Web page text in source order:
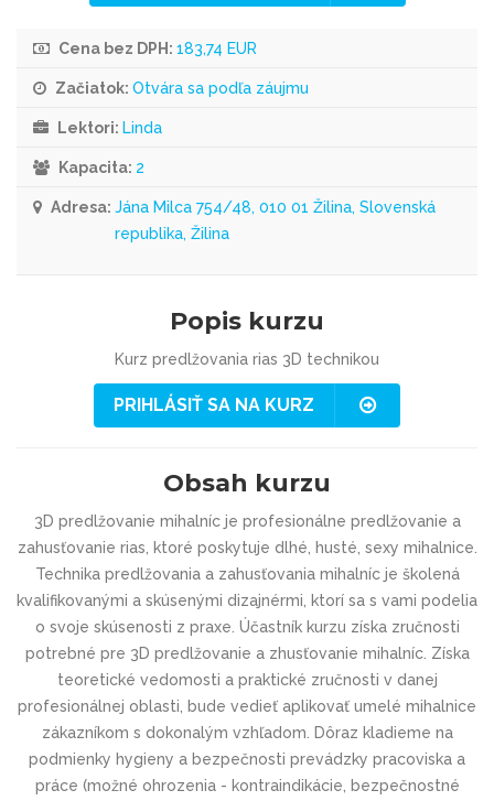
Cena bez DPH: 183,74 EUR
Začiatok: Otvára sa podľa záujmu
Lektori: Linda
Kapacita: 2
Adresa: Jána Milca 754/48, 010 01 Žilina, Slovenská
republika, Žilina
Popis kurzu
Kurz predlžovania rias 3D technikou
PRIHLÁSIŤ SA NA KURZ
Obsah kurzu
3D predlžovanie mihalníc je profesionálne predlžovanie a
zahusťovanie rias, ktoré poskytuje dlhé, husté, sexy mihalnice.
Technika predlžovania a zahusťovania mihalníc je školená
kvalifikovanými a skúsenými dizajnérmi, ktorí sa s vami podelia
o svoje skúsenosti z praxe. Účastník kurzu získa zručnosti
potrebné pre 3D predlžovanie a zhusťovanie mihalníc. Získa
teoretické vedomosti a praktické zručnosti v danej
profesionálnej oblasti, bude vedieť aplikovať umelé mihalnice
zákazníkom s dokonalým vzhľadom. Dôraz kladieme na
podmienky hygieny a bezpečnosti prevádzky pracoviska a
práce (možné ohrozenia - kontraindikácie, bezpečnostné